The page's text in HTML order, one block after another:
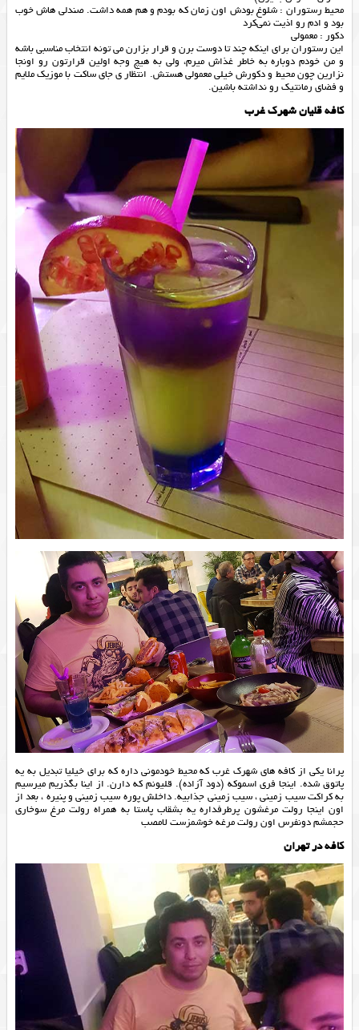
محیط رستوران : شلوغ بودش اون زمان که بودم و هم همه داشت. صندلی هاش خوب
بود و ادم رو اذیت نمی‌کرد
دکور : معمولی
این رستوران برای اینکه چند تا دوست برن و قرار بزارن می تونه انتخاب مناسبی باشه
و من خودم دوباره به خاطر غذاش میرم، ولی به هیچ وجه اولین قرارتون رو اونجا
نزارین چون محیط و دکورش خیلی معمولی هستش. انتظار ی جای ساکت با موزیک ملایم
و فضای رمانتیک رو نداشته باشین.
کافه قلیان شهرک غرب
پرانا یکی از کافه های شهرک غرب که محیط خودمونی داره که برای خیلیا تبدیل به یه
پاتوق شده. اینجا فری اسموکه (دود آزاده). قلیونم که دارن. از اینا بگذریم میرسیم
به کراکت سیب زمینی ، سیب زمینی جذابیه. داخلش پوره سیب زمینی و پنیره ، بعد از
اون اینجا رولت مرغشون پرطرفداره یه بشقاب پاستا به همراه رولت مرغ سوخاری
حجمشم دونفرس اون رولت مرغه خوشمزست لامصب
کافه در تهران